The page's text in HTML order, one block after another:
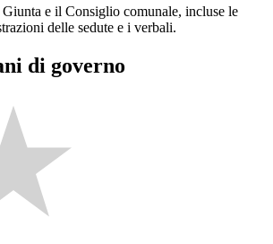
e il Consiglio comunale, incluse le
delle sedute e i verbali.
di governo